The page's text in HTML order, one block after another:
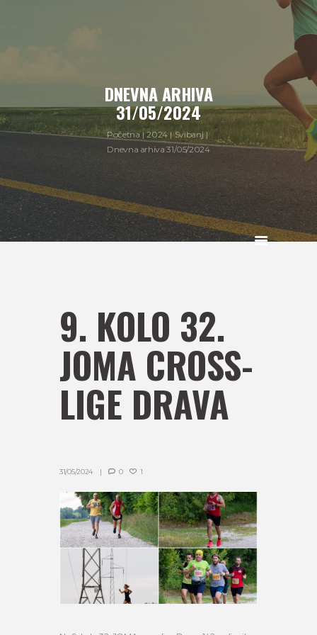
DNEVNA ARHIVA
31/05/2024
Početna 2024
Svibanj
Dnevna arhiva 31/05/2024
9. KOLO 32.
JOMA CROSS-
LIGE DRAVA
31/05/2024 0 1